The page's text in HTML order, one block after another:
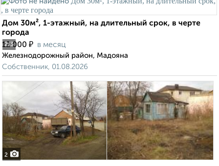
2/3
Дом 30м², 1-этажный, на длительный срок, в черте
города
12 000 ₽ в месяц
Железнодорожный район, Мадояна
Собственник, 01.08.2026
2